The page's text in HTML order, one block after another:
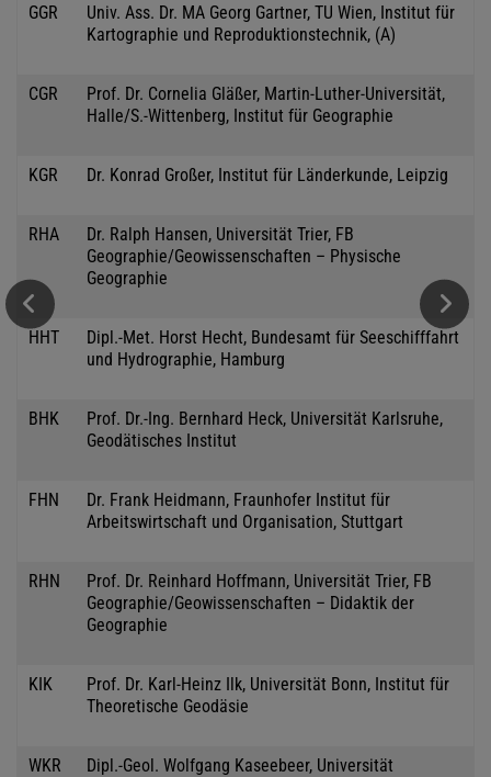
GGR
Univ. Ass. Dr. MA Georg Gartner, TU Wien, Institut für
Kartographie und Reproduktionstechnik, (A)
CGR
Prof. Dr. Cornelia Gläßer, Martin-Luther-Universität,
Halle/S.-Wittenberg, Institut für Geographie
KGR Dr. Konrad Großer, Institut für Länderkunde, Leipzig
RHA
Dr. Ralph Hansen, Universität Trier, FB
Geographie/Geowissenschaften – Physische
Geographie
HHT
Dipl.-Met. Horst Hecht, Bundesamt für Seeschifffahrt
und Hydrographie, Hamburg
BHK
Prof. Dr.-Ing. Bernhard Heck, Universität Karlsruhe,
Geodätisches Institut
FHN
Dr. Frank Heidmann, Fraunhofer Institut für
Arbeitswirtschaft und Organisation, Stuttgart
RHN
Prof. Dr. Reinhard Hoffmann, Universität Trier, FB
Geographie/Geowissenschaften – Didaktik der
Geographie
KIK
Prof. Dr. Karl-Heinz Ilk, Universität Bonn, Institut für
Theoretische Geodäsie
WKR
Dipl.-Geol. Wolfgang Kaseebeer, Universität